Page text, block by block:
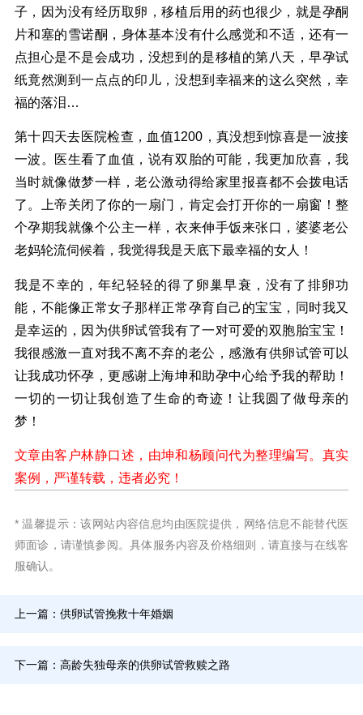
子，因为没有经历取卵，移植后用的药也很少，就是孕酮
片和塞的雪诺酮，身体基本没有什么感觉和不适，还有一
点担心是不是会成功，没想到的是移植的第八天，早孕试
纸竟然测到一点点的印儿，没想到幸福来的这么突然，幸
福的落泪…
第十四天去医院检查，血值1200，真没想到惊喜是一波接
一波。医生看了血值，说有双胎的可能，我更加欣喜，我
当时就像做梦一样，老公激动得给家里报喜都不会拨电话
了。上帝关闭了你的一扇门，肯定会打开你的一扇窗！整
个孕期我就像个公主一样，衣来伸手饭来张口，婆婆老公
老妈轮流伺候着，我觉得我是天底下最幸福的女人！
我是不幸的，年纪轻轻的得了卵巢早衰，没有了排卵功
能，不能像正常女子那样正常孕育自己的宝宝，同时我又
是幸运的，因为供卵试管我有了一对可爱的双胞胎宝宝！
我很感激一直对我不离不弃的老公，感激有供卵试管可以
让我成功怀孕，更感谢上海坤和助孕中心给予我的帮助！
一切的一切让我创造了生命的奇迹！让我圆了做母亲的
梦！
文章由客户林静口述，由坤和杨顾问代为整理编写。真实
案例，严谨转载，违者必究！
* 温馨提示：该网站内容信息均由医院提供，网络信息不能替代医
师面诊，请谨慎参阅。具体服务内容及价格细则，请直接与在线客
服确认。
上一篇： 供卵试管挽救十年婚姻
下一篇： 高龄失独母亲的供卵试管救赎之路